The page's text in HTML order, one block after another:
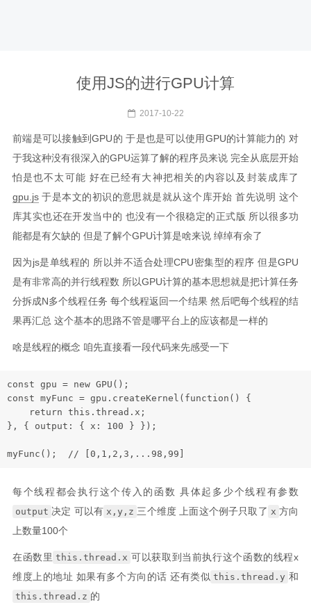
使用JS的进行GPU计算
2017-10-22
前端是可以接触到GPU的 于是也是可以使用GPU的计算能力的 对
于我这种没有很深入的GPU运算了解的程序员来说 完全从底层开始
怕是也不太可能 好在已经有大神把相关的内容以及封装成库了
gpu.js 于是本文的初识的意思就是就从这个库开始 首先说明 这个
库其实也还在开发当中的 也没有一个很稳定的正式版 所以很多功
能都是有欠缺的 但是了解个GPU计算是啥来说 绰绰有余了
因为js是单线程的 所以并不适合处理CPU密集型的程序 但是GPU
是有非常高的并行线程数 所以GPU计算的基本思想就是把计算任务
分拆成N多个线程任务 每个线程返回一个结果 然后吧每个线程的结
果再汇总 这个基本的思路不管是哪平台上的应该都是一样的
啥是线程的概念 咱先直接看一段代码来先感受一下
const gpu = new GPU
const myFunc = gpu. createKernel ( function ( ) {
return this . thread . x ;
}, { output : { x : 100 } });
myFunc (); // [0,1,2,3,...98,99]
每个线程都会执行这个传入的函数 具体起多少个线程有参数
output 决定 可以有 x,y,z 三个维度 上面这个例子只取了 x 方向
上数量100个
在函数里 this.thread.x 可以获取到当前执行这个函数的线程x
维度上的地址 如果有多个方向的话 还有类似 this.thread.y 和
this.thread.z 的